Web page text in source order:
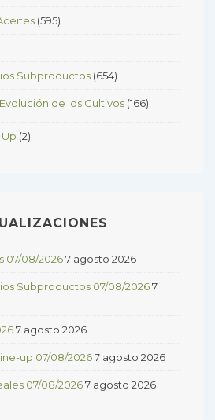
(595)
Subproductos (654)
de los Cultivos (166)
(2)
07/08/20267 agosto 2026
Subproductos 07/08/20267
7 agosto 2026
up 07/08/20267 agosto 2026
07/08/20267 agosto 2026